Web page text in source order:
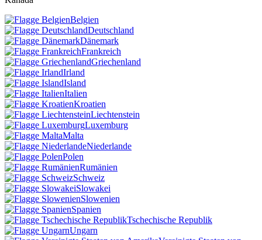
Belgien
Deutschland
Dänemark
Frankreich
Griechenland
Irland
Island
Italien
Kroatien
Liechtenstein
Luxemburg
Malta
Niederlande
Polen
Rumänien
Schweiz
Slowakei
Slowenien
Spanien
Tschechische Republik
Ungarn